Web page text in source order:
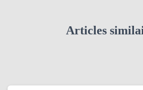
Articles